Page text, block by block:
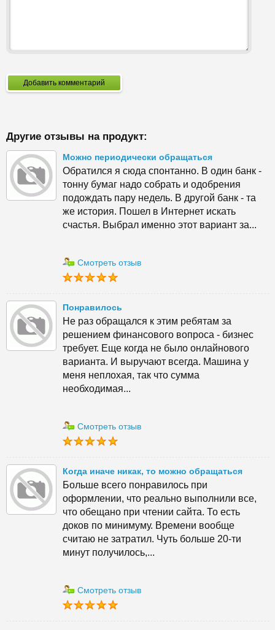
Добавить комментарий
Другие отзывы на продукт:
Можно периодически обращаться
Обратился я сюда спонтанно. В один банк -
тонну бумаг надо собрать и одобрения
подождать пару недель. В другой банк - та
же история. Пошел в Интернет искать
счастья. Выбрал именно этот вариант за...
Смотреть отзыв
Понравилось
Не раз обращался к этим ребятам за
решением финансового вопроса - бизнес
требует. Еще когда не было онлайнового
варианта. И выручают всегда. Машина у
меня неплохая, так что сумма
необходимая...
Смотреть отзыв
Когда иначе никак, то можно обращаться
Больше всего понравилось при
оформлении, что реально выполнили все,
что обещано при чтении сайта. То есть
доков по минимуму. Времени вообще
считаю не затратил. Чуть больше 20-ти
минут получилось,...
Смотреть отзыв